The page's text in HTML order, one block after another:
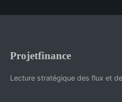
Projetfinance
Lecture stratégique des flux et